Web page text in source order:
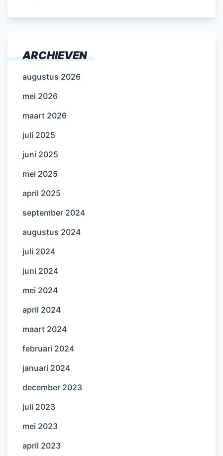
ARCHIEVEN
augustus 2026
mei 2026
maart 2026
juli 2025
juni 2025
mei 2025
april 2025
september 2024
augustus 2024
juli 2024
juni 2024
mei 2024
april 2024
maart 2024
februari 2024
januari 2024
december 2023
juli 2023
mei 2023
april 2023